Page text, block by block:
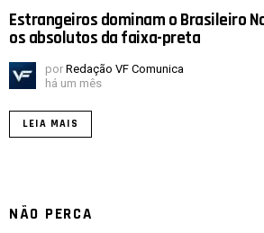
Estrangeiros dominam o Brasileiro
os absolutos da faixa-preta
por Redação VF Comunica
há um mês
LEIA MAIS
NÃO PERCA